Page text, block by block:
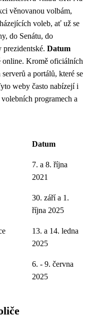
věnovanou volbám,
voleb, ať už se
do Senátu, do
Datum
online. Kromě oficiálních
a portálů, které se
weby často nabízejí i
programech a
Datum
7. a 8. října
2021
30. září a 1.
října 2025
13. a 14. ledna
2025
6. - 9. června
2025